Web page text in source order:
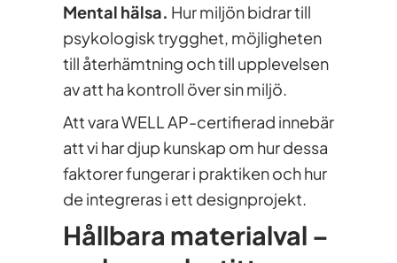
Mental hälsa. Hur miljön bidrar till
psykologisk trygghet, möjligheten
till återhämtning och till upplevelsen
av att ha kontroll över sin miljö.
Att vara WELL AP-certifierad innebär
att vi har djup kunskap om hur dessa
faktorer fungerar i praktiken och hur
de integreras i ett designprojekt.
Hållbara materialval –